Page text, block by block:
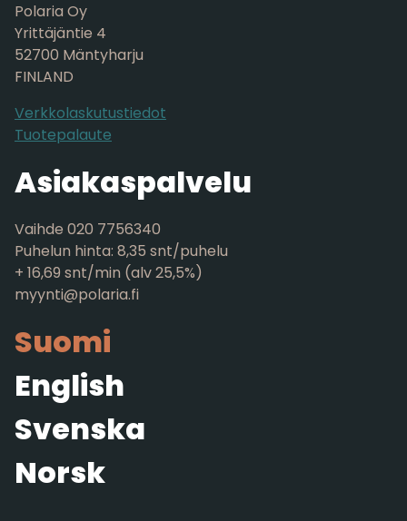
Polaria Oy
Yrittäjäntie 4
52700 Mäntyharju
FINLAND
Verkkolaskutustiedot
Tuotepalaute
Asiakaspalvelu
Vaihde 020 7756340
Puhelun hinta: 8,35 snt/puhelu
+ 16,69 snt/min (alv 25,5%)
myynti@polaria.fi
Suomi
English
Svenska
Norsk